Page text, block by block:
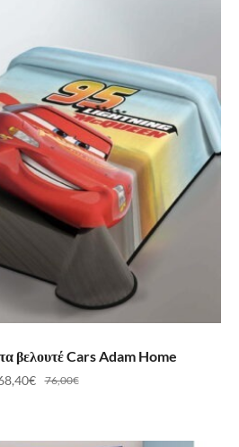
ΣΤΟ ΚΑΛΆΘΙ
βελουτέ Cars Adam Home
76,00€
€